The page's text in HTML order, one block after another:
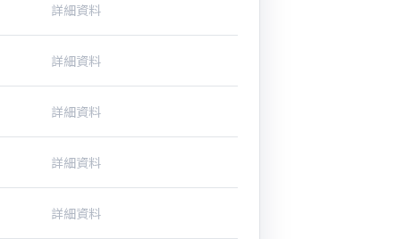
詳細資料
詳細資料
詳細資料
詳細資料
詳細資料